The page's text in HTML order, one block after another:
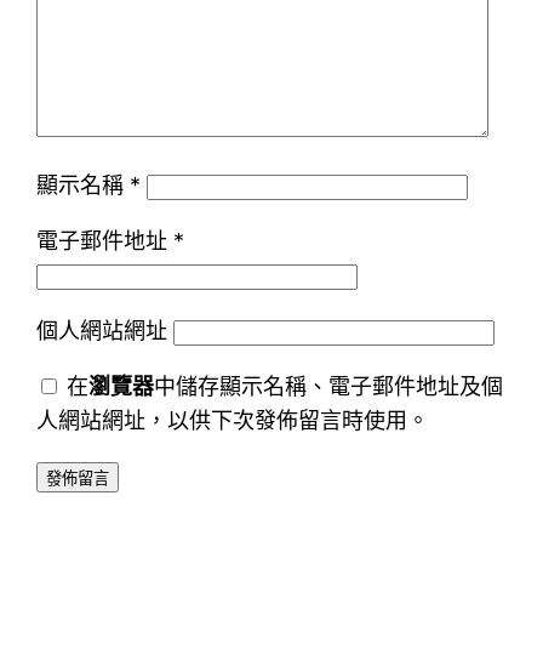
顯示名稱 *
電子郵件地址 *
個人網站網址
在瀏覽器中儲存顯示名稱、電子郵件地址及個
人網站網址，以供下次發佈留言時使用。